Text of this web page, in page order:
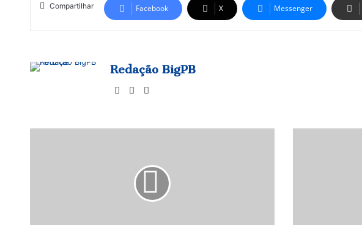
Compartilhar Facebook X Messenger
Redação BigPB
WebsiteFacebook